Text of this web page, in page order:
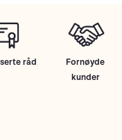
råd
Fornøyde
kunder